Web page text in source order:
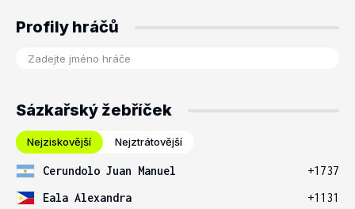
Profily hráčů
Sázkařský žebříček
Nejziskovější Nejztrátovější
Cerundolo Juan Manuel
+1737
Eala Alexandra
+1131